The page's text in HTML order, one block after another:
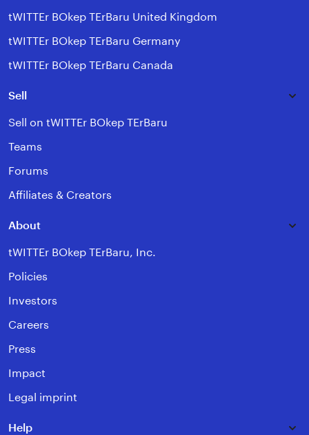
tWITTEr BOkep TErBaru United Kingdom
tWITTEr BOkep TErBaru Germany
tWITTEr BOkep TErBaru Canada
Sell
Sell on tWITTEr BOkep TErBaru
Teams
Forums
Affiliates & Creators
About
tWITTEr BOkep TErBaru, Inc.
Policies
Investors
Careers
Press
Impact
Legal imprint
Help